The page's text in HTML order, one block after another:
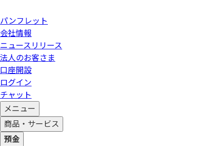
パンフレット
会社情報
ニュースリリース
法人のお客さま
口座開設
ログイン
チャット
メニュー
商品・サービス
預金